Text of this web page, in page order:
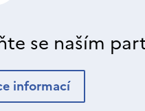
se naším
informací